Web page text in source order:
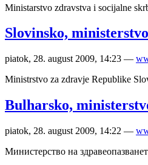
Ministarstvo zdravstva i socijalne
Slovinsko,
piatok, 28. august 2009, 14:23 —
Ministrstvo za zdravje Republike
Bulharsko,
piatok, 28. august 2009, 14:22 —
Министерство на